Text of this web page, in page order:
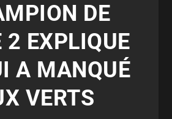
DE
2 EXPLIQUE
A MANQUÉ
VERTS